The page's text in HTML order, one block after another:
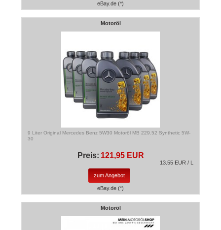
eBay.de (*)
Motoröl
9 Liter Original Mercedes Benz 5W30 Motoröl MB 229.52 Synthetic 5W-
30
Preis: 121,95 EUR
13.55 EUR / L
zum Angebot
eBay.de (*)
Motoröl